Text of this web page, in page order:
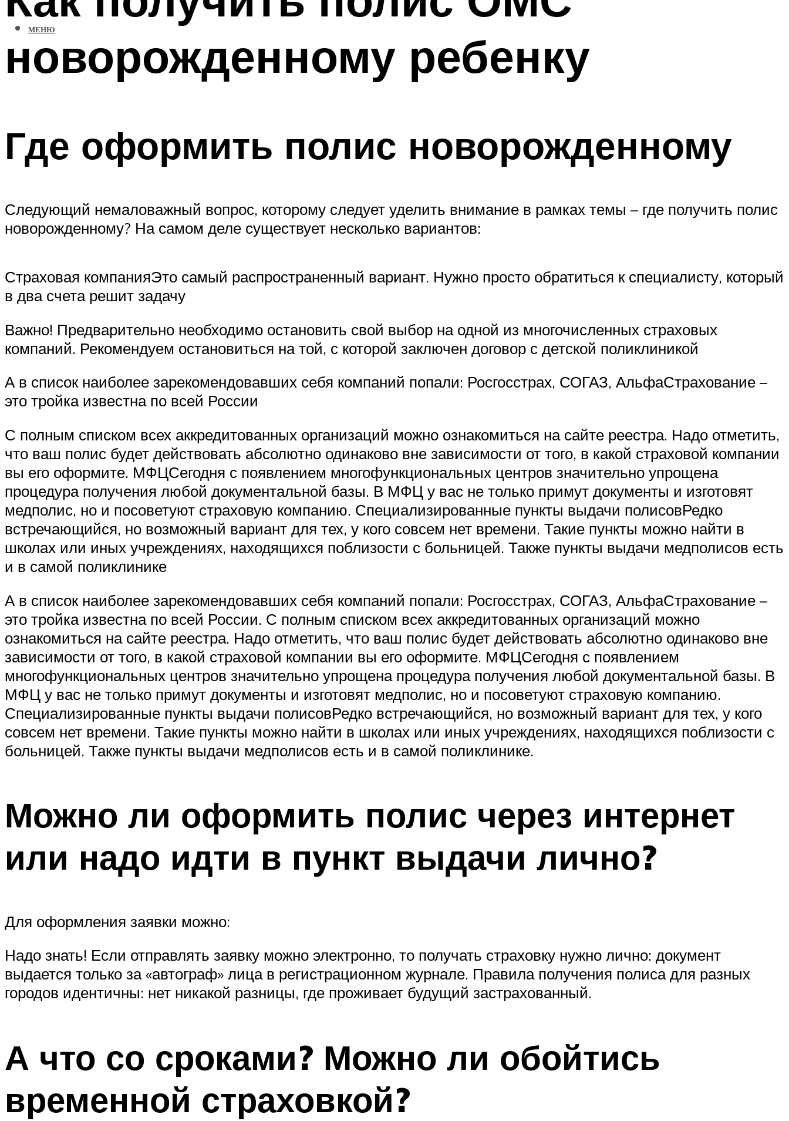
МЕНЮ
новорожденному ребенку
Где оформить полис новорожденному
Следующий немаловажный вопрос, которому следует уделить внимание в рамках темы – где получить полис
новорожденному? На самом деле существует несколько вариантов:
Страховая компанияЭто самый распространенный вариант. Нужно просто обратиться к специалисту, который
в два счета решит задачу
Важно! Предварительно необходимо остановить свой выбор на одной из многочисленных страховых
компаний. Рекомендуем остановиться на той, с которой заключен договор с детской поликлиникой
А в список наиболее зарекомендовавших себя компаний попали: Росгосстрах, СОГАЗ, АльфаСтрахование –
это тройка известна по всей России
С полным списком всех аккредитованных организаций можно ознакомиться на сайте реестра. Надо отметить,
что ваш полис будет действовать абсолютно одинаково вне зависимости от того, в какой страховой компании
вы его оформите. МФЦСегодня с появлением многофункциональных центров значительно упрощена
процедура получения любой документальной базы. В МФЦ у вас не только примут документы и изготовят
медполис, но и посоветуют страховую компанию. Специализированные пункты выдачи полисовРедко
встречающийся, но возможный вариант для тех, у кого совсем нет времени. Такие пункты можно найти в
школах или иных учреждениях, находящихся поблизости с больницей. Также пункты выдачи медполисов есть
и в самой поликлинике
А в список наиболее зарекомендовавших себя компаний попали: Росгосстрах, СОГАЗ, АльфаСтрахование –
это тройка известна по всей России. С полным списком всех аккредитованных организаций можно
ознакомиться на сайте реестра. Надо отметить, что ваш полис будет действовать абсолютно одинаково вне
зависимости от того, в какой страховой компании вы его оформите. МФЦСегодня с появлением
многофункциональных центров значительно упрощена процедура получения любой документальной базы. В
МФЦ у вас не только примут документы и изготовят медполис, но и посоветуют страховую компанию.
Специализированные пункты выдачи полисовРедко встречающийся, но возможный вариант для тех, у кого
совсем нет времени. Такие пункты можно найти в школах или иных учреждениях, находящихся поблизости с
больницей. Также пункты выдачи медполисов есть и в самой поликлинике.
Можно ли оформить полис через интернет
или надо идти в пункт выдачи лично?
Для оформления заявки можно:
Надо знать! Если отправлять заявку можно электронно, то получать страховку нужно лично: документ
выдается только за «автограф» лица в регистрационном журнале. Правила получения полиса для разных
городов идентичны: нет никакой разницы, где проживает будущий застрахованный.
А что со сроками? Можно ли обойтись
временной страховкой?